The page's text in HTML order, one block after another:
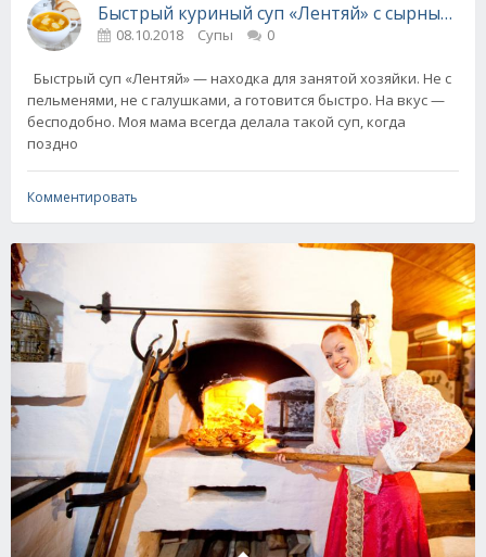
Быстрый куриный суп «Лентяй» с сырными
08.10.2018 Супы 0
Быстрый суп «Лентяй» — находка для занятой хозяйки. Не с
пельменями, не с галушками, а готовится быстро. На вкус —
бесподобно. Моя мама всегда делала такой суп, когда
поздно
Комментировать